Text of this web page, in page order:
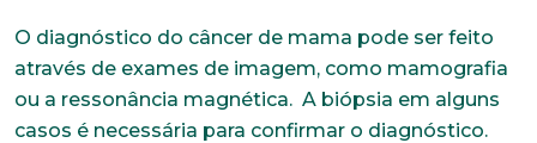
O diagnóstico do câncer de mama pode ser feito
através de exames de imagem, como mamografia
ou a ressonância magnética. A biópsia em alguns
casos é necessária para confirmar o diagnóstico.